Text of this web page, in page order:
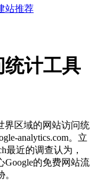
站推荐
统计工具
界区域的网站访问统
analytics.com。立
最近的调查认为，
的免费网站流